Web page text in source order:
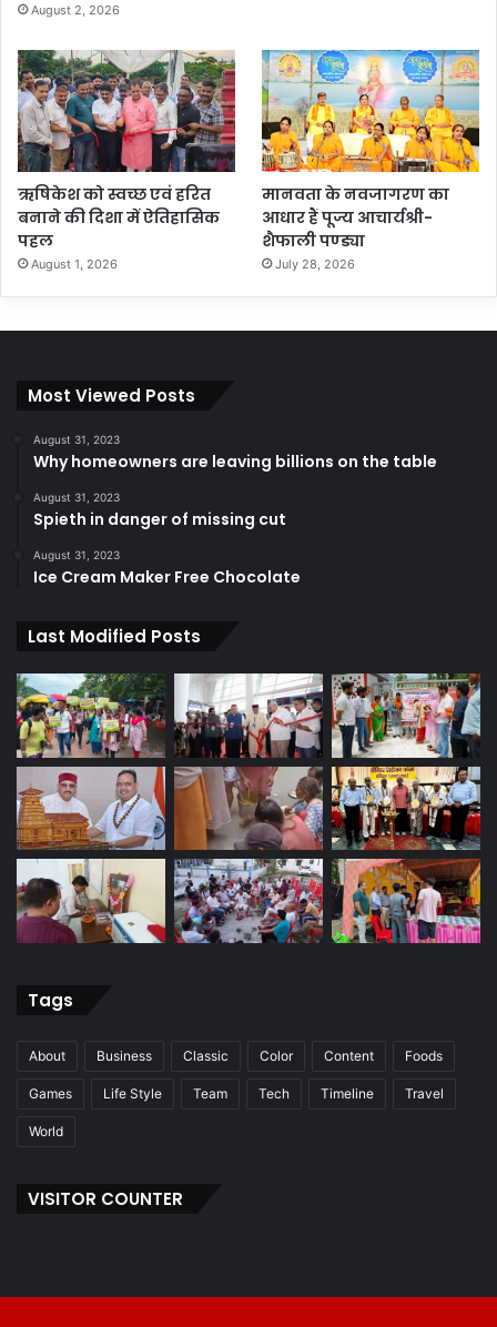
August 2, 2026
ऋषिकेश को स्वच्छ एवं हरित
बनाने की दिशा में ऐतिहासिक
पहल
August 1, 2026
मानवता के नवजागरण का
आधार हैं पूज्य आचार्यश्री-
शैफाली पण्ड्या
July 28, 2026
Most Viewed Posts
August 31, 2023
Why homeowners are leaving billions on the table
August 31, 2023
Spieth in danger of missing cut
August 31, 2023
Ice Cream Maker Free Chocolate
Last Modified Posts
Tags
About Business Classic Color Content Foods
Games Life Style Team Tech Timeline Travel
World
VISITOR COUNTER